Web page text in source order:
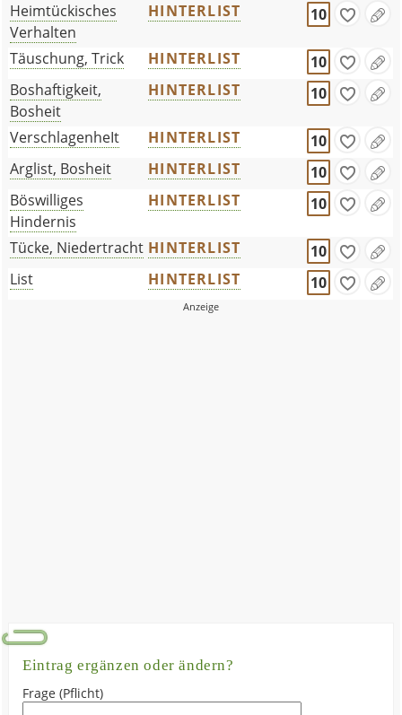
Heimtückisches
Verhalten
HINTERLIST 10
Täuschung, Trick HINTERLIST
10
Boshaftigkeit,
Bosheit
HINTERLIST 10
VerschlagenheIt HINTERLIST
10
Arglist, Bosheit
HINTERLIST
10
Böswilliges
Hindernis
HINTERLIST 10
Tücke, Niedertracht HINTERLIST
10
List
HINTERLIST 10
Eintrag ergänzen oder ändern?
Frage (Pflicht)